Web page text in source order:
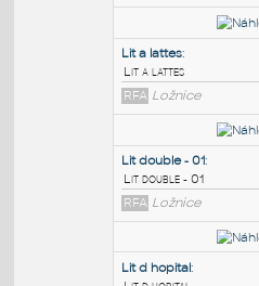
Lit a tete en bois
Lit a tete en bois
RFA Ložnice
Lit a lattes:
Lit a lattes